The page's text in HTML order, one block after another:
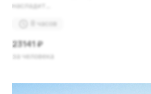
насладит...
8 часов
23141 ₽
за человека